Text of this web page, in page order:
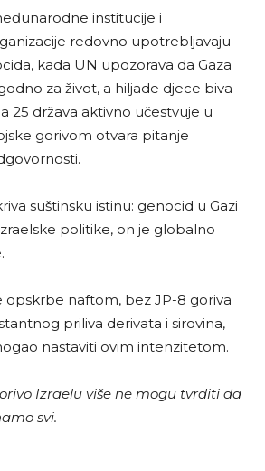
institucije i
redovno upotrebljavaju
kada UN upozorava da Gaza
za život, a hiljade djece biva
25 država aktivno učestvuje u
gorivom otvara pitanje
suštinsku istinu: genocid u Gazi
politike, on je globalno
naftom, bez JP-8 goriva
priliva derivata i sirovina,
nastaviti ovim intenzitetom.
Izraelu više ne mogu tvrditi da
svi.